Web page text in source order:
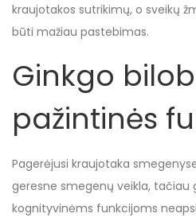
kraujotakos sutrikimų, o sveikų
būti mažiau pastebimas.
Ginkgo
pažintinės
Pagerėjusi kraujotaka
geresne smegenų veikla, tačiau
kognityvinėms funkcijoms